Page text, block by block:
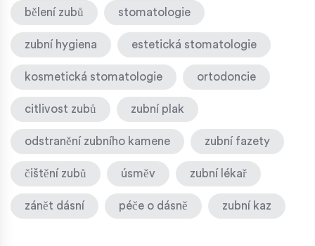
bělení zubů stomatologie
zubní hygiena estetická stomatologie
kosmetická stomatologie ortodoncie
citlivost zubů zubní plak
odstranění zubního kamene zubní fazety
čištění zubů úsměv zubní lékař
zánět dásní péče o dásně zubní kaz